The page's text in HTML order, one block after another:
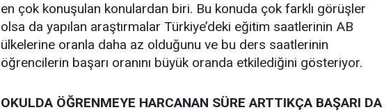
en çok konuşulan konulardan biri. Bu konuda çok farklı görüşler
olsa da yapılan araştırmalar Türkiye’deki eğitim saatlerinin AB
ülkelerine oranla daha az olduğunu ve bu ders saatlerinin
öğrencilerin başarı oranını büyük oranda etkilediğini gösteriyor.
OKULDA ÖĞRENMEYE HARCANAN SÜRE ARTTIKÇA BAŞARI DA